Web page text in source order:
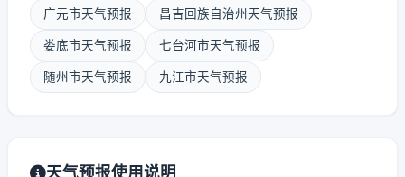
广元市天气预报 昌吉回族自治州天气预报
娄底市天气预报 七台河市天气预报
随州市天气预报 九江市天气预报
天气预报使用说明